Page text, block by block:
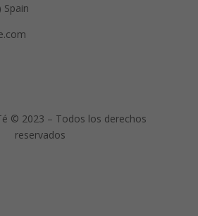
Spain
© 2023 – Todos los derechos
reservados